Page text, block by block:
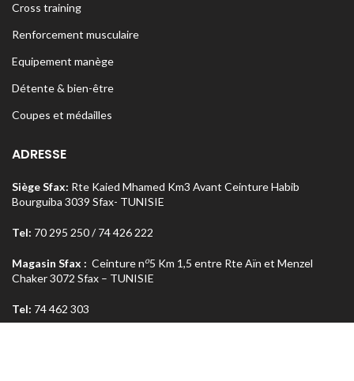
Cross training
Renforcement musculaire
Equipement manège
Détente & bien-être
Coupes et médailles
ADRESSE
Siège Sfax: Rte Kaied Mhamed Km3 Avant Ceinture Habib
Bourguiba 3039 Sfax- TUNISIE
Tel: 70 295 250 / 74 426 222
Magasin Sfax : Ceinture no5 Km 1,5 entre Rte Aïn et Menzel
Chaker 3072 Sfax – TUNISIE
Tel: 74 462 303